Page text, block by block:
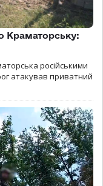
Краматорську:
російськими
атакував приватний